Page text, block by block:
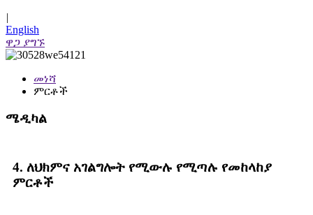
|
English
ዋጋ ያግኙ
መነሻ
ምርቶች
ሜዲካል
4. ለህክምና አገልግሎት የሚውሉ የሚጣሉ የመከላከያ
ምርቶች